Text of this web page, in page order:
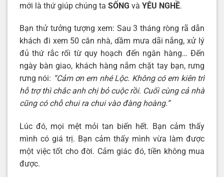
mới là thứ giúp chúng ta SỐNG và YÊU NGHỀ.
Bạn thử tưởng tượng xem: Sau 3 tháng ròng rã dẫn
khách đi xem 50 căn nhà, dầm mưa dãi nắng, xử lý
đủ thứ rắc rối từ quy hoạch đến ngân hàng… Đến
ngày bàn giao, khách hàng nắm chặt tay bạn, rưng
rưng nói: “Cảm ơn em nhé Lộc. Không có em kiên trì
hỗ trợ thì chắc anh chị bỏ cuộc rồi. Cuối cùng cả nhà
cũng có chỗ chui ra chui vào đàng hoàng.”
Lúc đó, mọi mệt mỏi tan biến hết. Bạn cảm thấy
mình có giá trị. Bạn cảm thấy mình vừa làm được
một việc tốt cho đời. Cảm giác đó, tiền không mua
được.